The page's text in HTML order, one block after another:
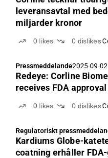
leveransavtal med
miljarder kronor
0 likes 0 dislikes
Pressmeddelande2025-09-
Redeye: Corline
receives FDA approval
0 likes 0 dislikes
Regulatoriskt
Kardiums Globe-
coatning erhåller